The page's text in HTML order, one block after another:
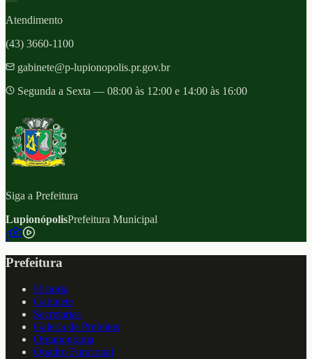
Atendimento
(43) 3660-1100
gabinete@p-lupionopolis.pr.gov.br
Segunda a Sexta — 08:00 às 12:00 e 14:00 às 16:00
Siga a Prefeitura
LupionópolisPrefeitura Municipal
f
Prefeitura
Historia
Gabinete
Secretarias
Galeria de Prefeitos
Organograma
Quadro Funcional